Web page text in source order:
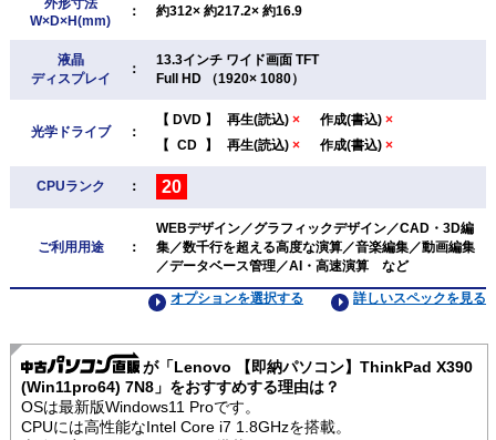
W×D×H(mm)
： 約312× 約217.2× 約16.9
液晶
ディスプレイ
：
13.3インチ ワイド画面 TFT
Full HD （1920× 1080）
光学ドライブ ：
【 DVD 】 再生(読込) × 作成(書込) ×
【 CD 】 再生(読込) × 作成(書込) ×
CPUランク ： 20
ご利用用途 ：
WEBデザイン／グラフィックデザイン／CAD・3D編
集／数千行を超える高度な演算／音楽編集／動画編集
／データベース管理／AI・高速演算 など
詳しいスペックを見る
オプションを選択する
が「Lenovo 【即納パソコン】ThinkPad X390
(Win11pro64) 7N8」をおすすめする理由は？
OSは最新版Windows11 Proです。
CPUには高性能なIntel Core i7 1.8GHzを搭載。